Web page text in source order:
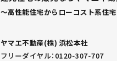
～高性能住宅からローコスト系住
ヤマエ不動産(株) 浜松本社
フリーダイヤル： 0120-307-707